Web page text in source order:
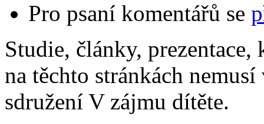
Pro psaní komentářů se
Studie, články,
na těchto stránkách
sdružení V zájmu dítěte.